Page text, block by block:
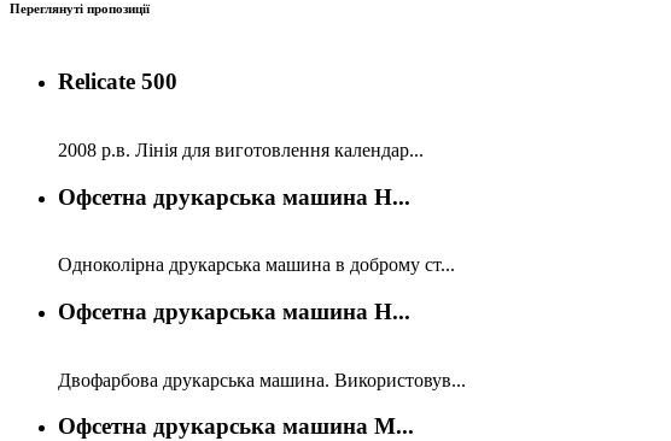
Переглянуті пропозиції
Relicate 500
2008 р.в. Лінія для виготовлення календар...
Офсетна друкарська машина H...
Одноколірна друкарська машина в доброму ст...
Офсетна друкарська машина H...
Двофарбова друкарська машина. Використовув...
Офсетна друкарська машина M...